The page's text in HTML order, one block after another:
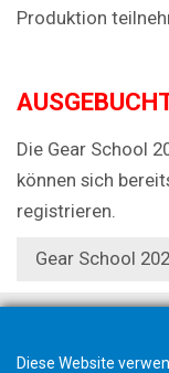
Produktion
Die Gear School
können sich
registrieren.
Gear School
Diese Website